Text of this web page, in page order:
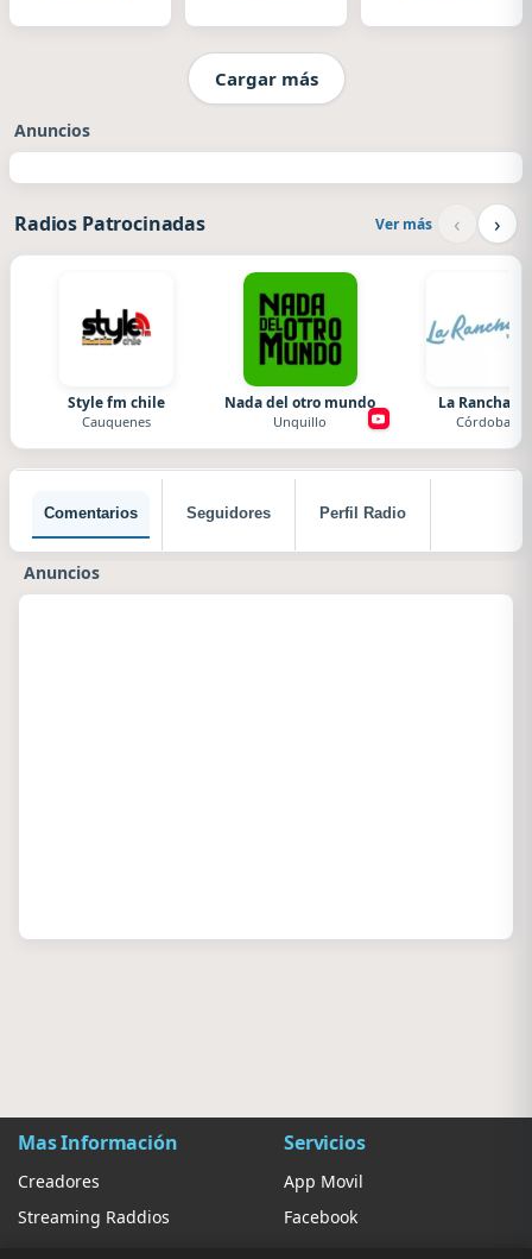
Cargar más
Anuncios
Radios Patrocinadas Ver más ‹ ›
Style fm chile
Cauquenes
Nada del otro mundo
Unquillo
La Ranchada
Córdoba
Comentarios Seguidores Perfil Radio
Anuncios
Mas Información
Creadores
Streaming Raddios
Servicios
App Movil
Facebook